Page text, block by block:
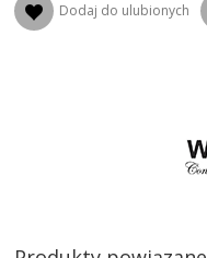
Dodaj do ulubionych